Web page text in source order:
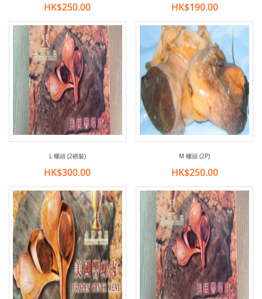
HK$250.00 HK$190.00
L 螺頭 (2磅裝)
HK$300.00
M 螺頭 (2P)
HK$250.00